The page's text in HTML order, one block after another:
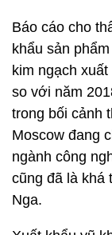
Báo cáo cho
khẩu sản
kim ngạch
so với năm
trong bối cảnh
Moscow đang
ngành công
cũng đã là khá
Nga.